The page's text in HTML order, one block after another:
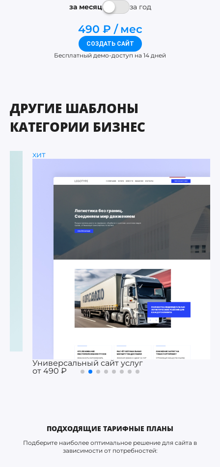
за месяц за год
490 ₽ мес
СОЗДАТЬ САЙТ
Бесплатный демо-доступ на 14 дней
ДРУГИЕ ШАБЛОНЫ
КАТЕГОРИИ БИЗНЕС
Универсальный сайт услуг
от 490 ₽
ПОДХОДЯЩИЕ ТАРИФНЫЕ ПЛАНЫ
Подберите наиболее оптимальное решение для сайта в
зависимости от потребностей: